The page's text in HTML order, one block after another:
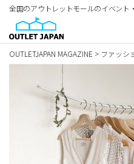
全国のアウトレットモールのイベント
OUTLETJAPAN MAGAZINE > ファッシ